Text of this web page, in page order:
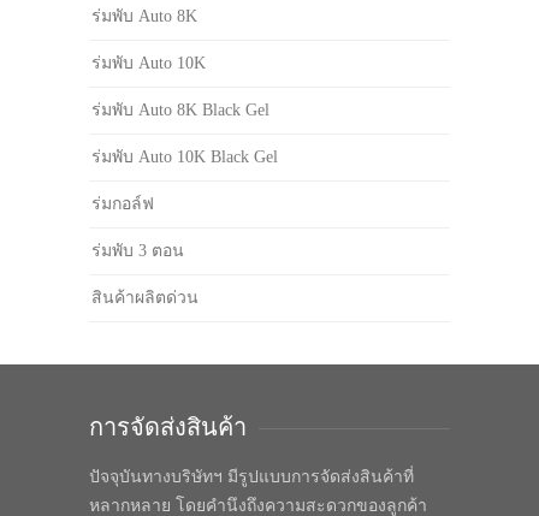
ร่มพับ Auto 8K
ร่มพับ Auto 10K
ร่มพับ Auto 8K Black Gel
ร่มพับ Auto 10K Black Gel
ร่มกอล์ฟ
ร่มพับ 3 ตอน
สินค้าผลิตด่วน
การจัดส่งสินค้า
ปัจจุบันทางบริษัทฯ มีรูปแบบการจัดส่งสินค้าที่
หลากหลาย โดยคำนึงถึงความสะดวกของลูกค้า